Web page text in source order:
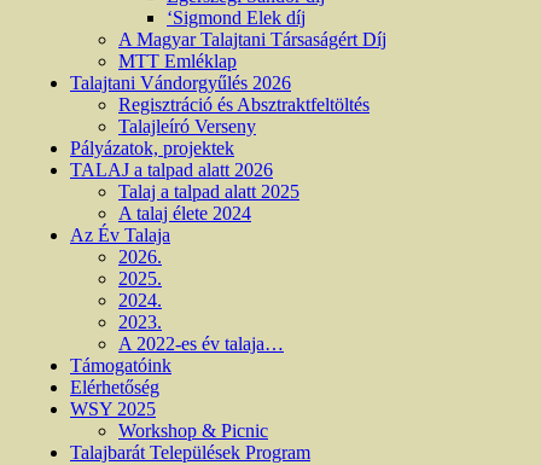
‘Sigmond Elek díj
A Magyar Talajtani Társaságért Díj
MTT Emléklap
Talajtani Vándorgyűlés 2026
Regisztráció és Absztraktfeltöltés
Talajleíró Verseny
Pályázatok, projektek
TALAJ a talpad alatt 2026
Talaj a talpad alatt 2025
A talaj élete 2024
Az Év Talaja
2026.
2025.
2024.
2023.
A 2022-es év talaja…
Támogatóink
Elérhetőség
WSY 2025
Workshop & Picnic
Talajbarát Települések Program